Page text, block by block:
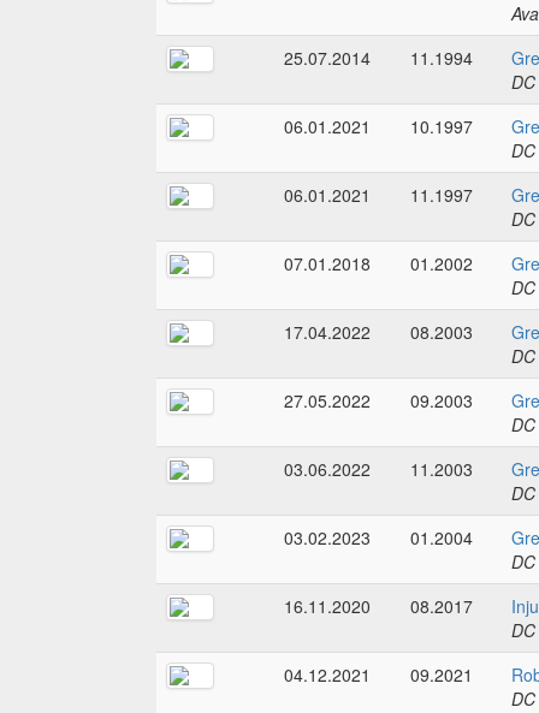
25.07.2014
11.1994
06.01.2021
10.1997
06.01.2021
11.1997
07.01.2018
01.2002
17.04.2022
08.2003
27.05.2022
09.2003
03.06.2022
11.2003
03.02.2023
01.2004
16.11.2020
08.2017
04.12.2021
09.2021